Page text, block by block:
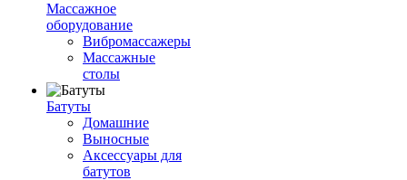
Массажное
оборудование
Вибромассажеры
Массажные
столы
Батуты
Домашние
Выносные
Аксессуары для
батутов